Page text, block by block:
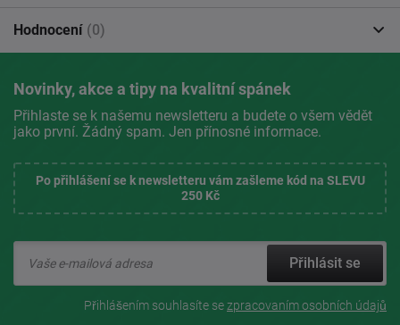
Hodnocení (0)
Novinky, akce a tipy na kvalitní spánek
Přihlaste se k našemu newsletteru a budete o všem vědět
jako první. Žádný spam. Jen přínosné informace.
Po přihlášení se k newsletteru vám zašleme kód na SLEVU
250 Kč
Přihlásit se
Přihlášením souhlasíte sezpracovaním osobních údajů